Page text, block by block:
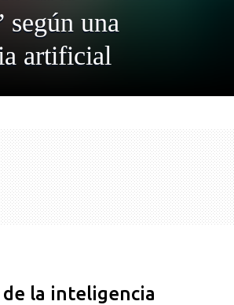
según una
artificial
de la inteligencia